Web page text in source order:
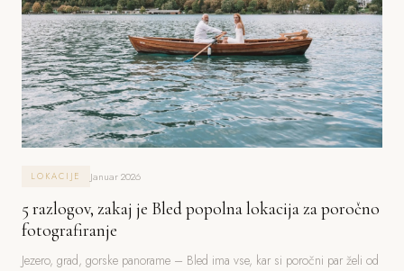
LOKACIJE Januar 2026
5 razlogov, zakaj je Bled popolna lokacija za poročno
fotografiranje
Jezero, grad, gorske panorame – Bled ima vse, kar si poročni par želi od